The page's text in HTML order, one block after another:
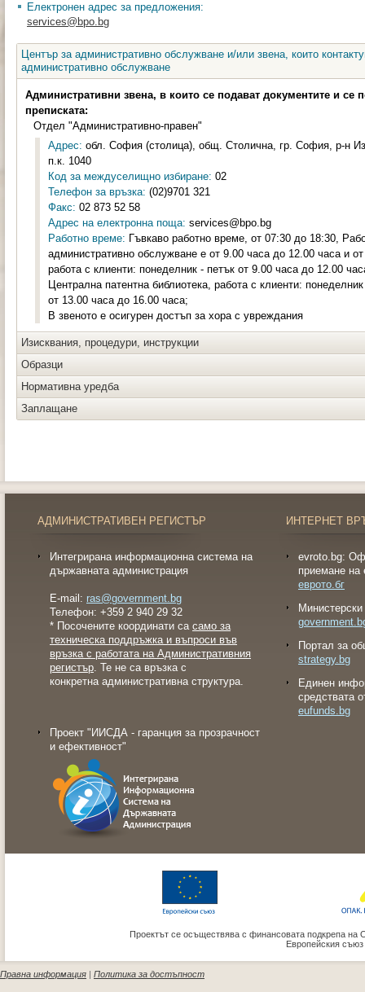
Електронен адрес за предложения:
services@bpo.bg
Център за административно обслужване и/или звена, които
административно обслужване
Административни звена, в които се подават документите и се
преписката:
Отдел "Административно-правен"
Адрес: обл. София (столица), общ. Столична, гр. София, р-н
п.к. 1040
Код за междуселищно избиране: 02
Телефон за връзка: (02)9701 321
Факс: 02 873 52 58
Адрес на електронна поща: services@bpo.bg
Работно време: Гъвкаво работно време, от 07:30 до 18:30,
административно обслужване е от 9.00 часа до 12.00 часа и
работа с клиенти: понеделник - петък от 9.00 часа до 12.00
Централна патентна библиотека, работа с клиенти:
от 13.00 часа до 16.00 часа;
В звеното е осигурен достъп за хора с увреждания
Изисквания, процедури, инструкции
Образци
Нормативна уредба
Заплащане
АДМИНИСТРАТИВЕН РЕГИСТЪР
Интегрирана информационна система на
държавната администрация
E-mail: ras@government.bg
Телефон: +359 2 940 29 32
* Посочените координати са само за
техническа поддръжка и въпроси във
връзка с работата на Административния
регистър. Те не са връзка с
конкретна административна структура.
Проект "ИИСДА - гаранция за прозрачност
и ефективност"
ИНТЕРНЕТ
evroto.bg:
приемане на
еврото.бг
Портал за
strategy.bg
Eдинен
средствата
eufunds.bg
Проектът се осъществява с финансовата подкрепа на
Европейския
Правна информация | Политика за достъпност